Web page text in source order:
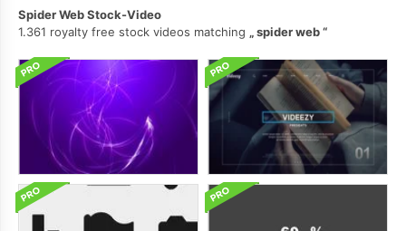
Spider Web Stock-Video
1.361 royalty free stock videos matching
spider web